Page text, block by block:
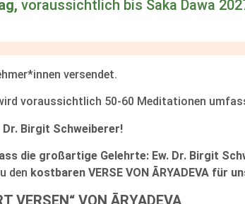
voraussichtlich bis Saka Dawa
versendet.
voraussichtlich 50-60 Meditationen
Dr. Birgit Schweiberer!
die großartige Gelehrte: Ew. Dr. Birgit
den kostbaren VERSE VON ĀRYADEVA für
VERSEN“ VON ĀRYADEVA